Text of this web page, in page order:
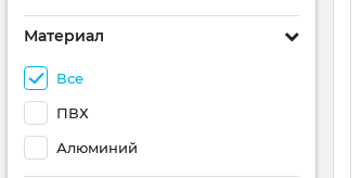
Материал
Все
ПВХ
Алюминий